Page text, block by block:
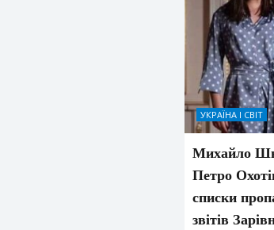
УКРАЇНА І СВІТ
Михайло
Петро
списки
звітів